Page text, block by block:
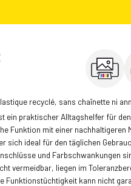
recyclé, sans chaînette ni
ein praktischer Alltagshelfer für
Funktion mit einer nachhaltigeren
sich ideal für den täglichen
und Farbschwankungen
vermeidbar, liegen im
Funktionstüchtigkeit kann nicht